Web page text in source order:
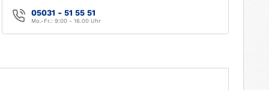
05031 - 51 55 51
Mo.-Fr.: 9:00 - 16.00 Uhr